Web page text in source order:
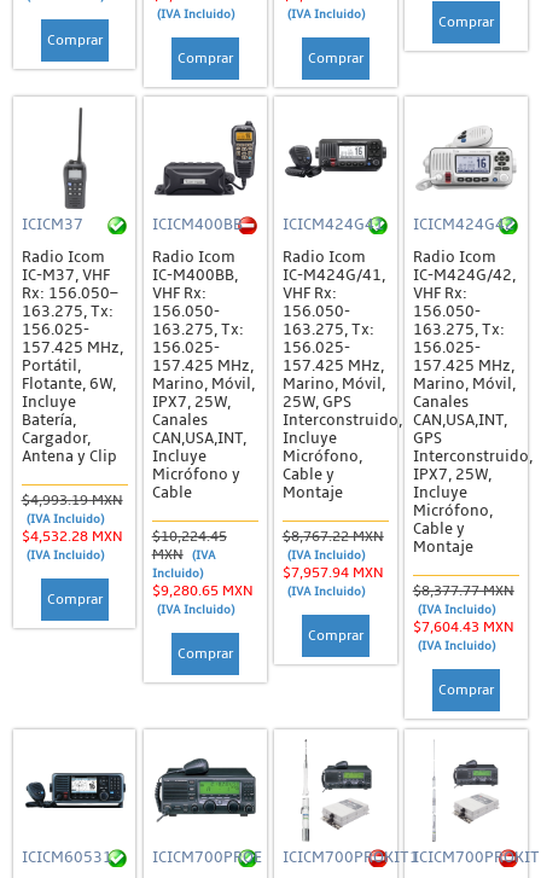
Comprar
(IVA Incluido)
Comprar
(IVA Incluido)
Comprar
Comprar
ICICM37
Radio Icom
IC-M37, VHF
Rx: 156.050–
163.275, Tx:
156.025-
157.425 MHz,
Portátil,
Flotante, 6W,
Incluye
Batería,
Cargador,
Antena y Clip
$4,993.19 MXN
(IVA Incluido)
$4,532.28 MXN
(IVA Incluido)
Comprar
ICICM400BB
Radio Icom
IC-M400BB,
VHF Rx:
156.050-
163.275, Tx:
156.025-
157.425 MHz,
Marino, Móvil,
IPX7, 25W,
Canales
CAN,USA,INT,
Incluye
Micrófono y
Cable
$10,224.45
MXN
(IVA
Incluido)
$9,280.65 MXN
(IVA Incluido)
Comprar
ICICM424G41
Radio Icom
IC-M424G/41,
VHF Rx:
156.050-
163.275, Tx:
156.025-
157.425 MHz,
Marino, Móvil,
25W, GPS
Interconstruido,
Incluye
Micrófono,
Cable y
Montaje
$8,767.22 MXN
(IVA Incluido)
$7,957.94 MXN
(IVA Incluido)
Comprar
ICICM424G42
Radio Icom
IC-M424G/42,
VHF Rx:
156.050-
163.275, Tx:
156.025-
157.425 MHz,
Marino, Móvil,
Canales
CAN,USA,INT,
GPS
Interconstruido,
IPX7, 25W,
Incluye
Micrófono,
Cable y
Montaje
$8,377.77 MXN
(IVA Incluido)
$7,604.43 MXN
(IVA Incluido)
Comprar
ICICM60531
ICICM700PROE
ICICM700PROKIT1